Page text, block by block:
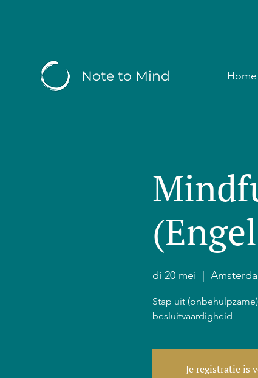
Note to Mind Home
di 20 mei
Stap uit
besluitvaardigheid
Je registratie is